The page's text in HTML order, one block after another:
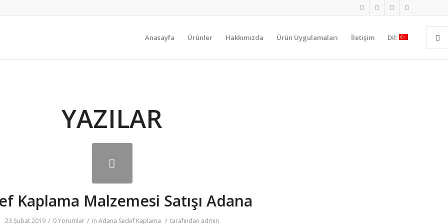
Anasayfa Ürünler Hakkımızda Ürün Uygulamaları İletişim Dil:
YAZILAR
Kaplama Malzemesi Satışı Adana
23 Şubat 2019 / 0 Yorumlar / in Adana Sedef Kaplama / tarafından admin